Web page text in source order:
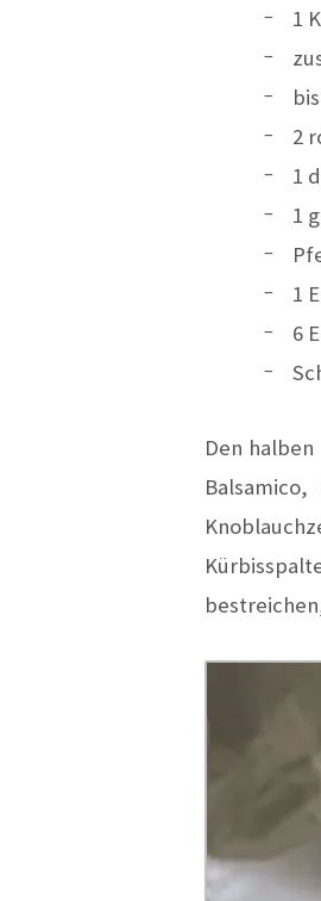
1
2
1
1
1
6
Den